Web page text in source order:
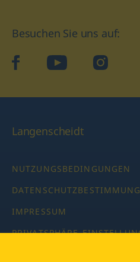
Besuchen Sie uns auf:
facebookYouTube Instagram
Langenscheidt
NUTZUNGSBEDINGUNGEN
IMPRESSUM
PRIVATSPHÄRE-